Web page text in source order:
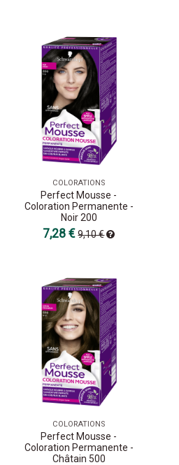
COLORATIONS
Perfect Mousse -
Coloration Permanente -
Noir 200
7,28 €9,10 €
COLORATIONS
Perfect Mousse -
Coloration Permanente -
Châtain 500